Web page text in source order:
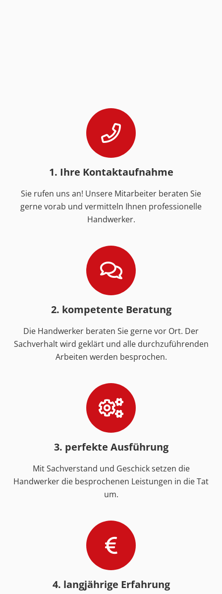
1. Ihre Kontaktaufnahme
Sie rufen uns an! Unsere Mitarbeiter beraten Sie
gerne vorab und vermitteln Ihnen professionelle
Handwerker.
2. kompetente Beratung
Die Handwerker beraten Sie gerne vor Ort. Der
Sachverhalt wird geklärt und alle durchzuführenden
Arbeiten werden besprochen.
3. perfekte Ausführung
Mit Sachverstand und Geschick setzen die
Handwerker die besprochenen Leistungen in die Tat
um.
4. langjährige Erfahrung